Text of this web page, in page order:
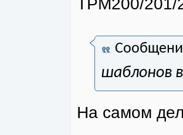
шаблонов
На самом